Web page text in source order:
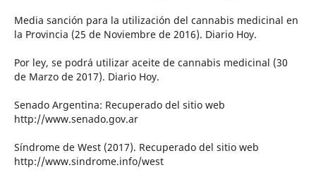
Media sanción para la utilización del cannabis medicinal en
la Provincia (25 de Noviembre de 2016). Diario Hoy.
Por ley, se podrá utilizar aceite de cannabis medicinal (30
de Marzo de 2017). Diario Hoy.
Senado Argentina: Recuperado del sitio web
http://www.senado.gov.ar
Síndrome de West (2017). Recuperado del sitio web
http://www.sindrome.info/west